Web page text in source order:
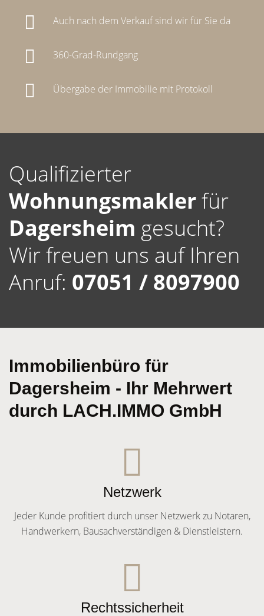
Auch nach dem Verkauf sind wir für Sie da
360-Grad-Rundgang
Übergabe der Immobilie mit Protokoll
Qualifizierter
Wohnungsmaklerfür
Dagersheim gesucht?
Wir freuen uns auf Ihren
Anruf: 07051 / 8097900
Immobilienbüro für
Dagersheim - Ihr Mehrwert
durch LACH.IMMO GmbH
Netzwerk
Jeder Kunde profitiert durch unser Netzwerk zu Notaren,
Handwerkern, Bausachverständigen & Dienstleistern.
Rechtssicherheit